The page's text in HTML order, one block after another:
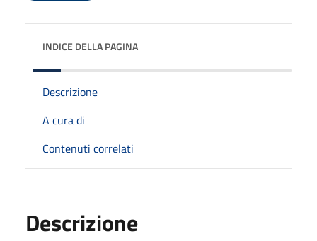
INDICE DELLA PAGINA
Descrizione
A cura di
Contenuti correlati
Descrizione